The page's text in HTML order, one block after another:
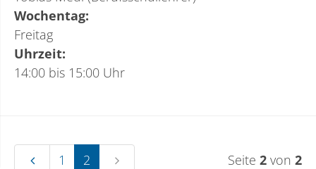
Wochentag:
Freitag
Uhrzeit:
14:00 bis 15:00 Uhr
Seite 2 von 2
1 2